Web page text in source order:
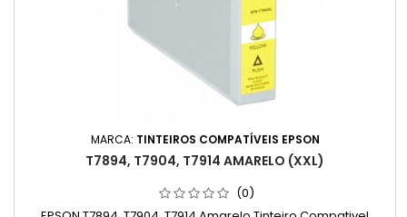
MARCA: TINTEIROS COMPATÍVEIS EPSON
T7894, T7904, T7914 AMARELO (XXL)
(0)